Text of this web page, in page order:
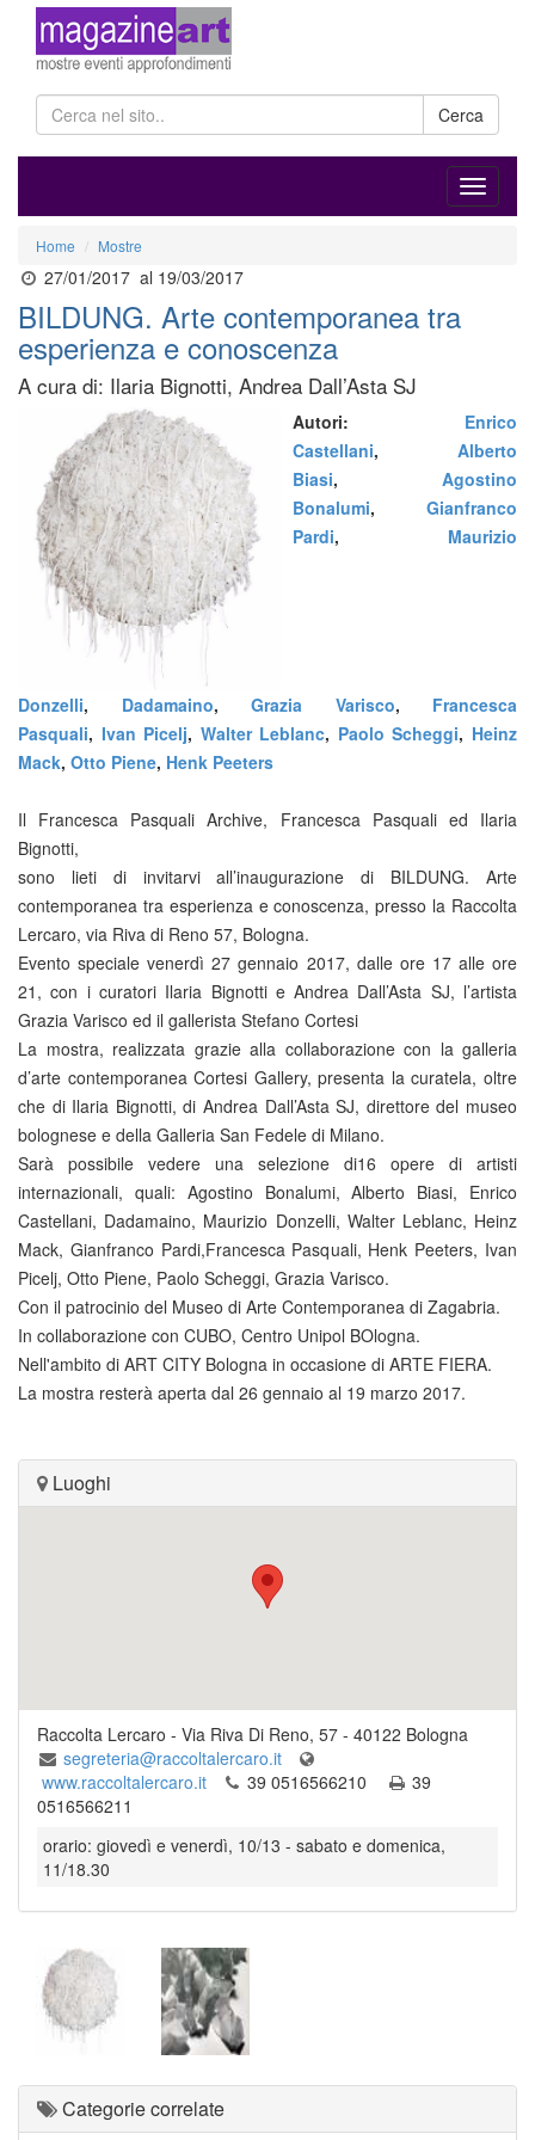
Cerca
Home Mostre
27/01/2017 al 19/03/2017
BILDUNG. Arte contemporanea tra
esperienza e conoscenza
A cura di: Ilaria Bignotti, Andrea Dall’Asta SJ
Autori: Enrico
Castellani, Alberto
Biasi, Agostino
Bonalumi, Gianfranco
Pardi, Maurizio
Donzelli, Dadamaino, Grazia Varisco, Francesca
Pasquali, Ivan Picelj, Walter Leblanc, Paolo Scheggi, Heinz
Mack, Otto Piene, Henk Peeters
Il Francesca Pasquali Archive, Francesca Pasquali ed Ilaria
Bignotti,
sono lieti di invitarvi all’inaugurazione di BILDUNG. Arte
contemporanea tra esperienza e conoscenza, presso la Raccolta
Lercaro, via Riva di Reno 57, Bologna.
Evento speciale venerdì 27 gennaio 2017, dalle ore 17 alle ore
21, con i curatori Ilaria Bignotti e Andrea Dall’Asta SJ, l’artista
Grazia Varisco ed il gallerista Stefano Cortesi
La mostra, realizzata grazie alla collaborazione con la galleria
d’arte contemporanea Cortesi Gallery, presenta la curatela, oltre
che di Ilaria Bignotti, di Andrea Dall’Asta SJ, direttore del museo
bolognese e della Galleria San Fedele di Milano.
Sarà possibile vedere una selezione di16 opere di artisti
internazionali, quali: Agostino Bonalumi, Alberto Biasi, Enrico
Castellani, Dadamaino, Maurizio Donzelli, Walter Leblanc, Heinz
Mack, Gianfranco Pardi,Francesca Pasquali, Henk Peeters, Ivan
Picelj, Otto Piene, Paolo Scheggi, Grazia Varisco.
Con il patrocinio del Museo di Arte Contemporanea di Zagabria.
In collaborazione con CUBO, Centro Unipol BOlogna.
Nell'ambito di ART CITY Bologna in occasione di ARTE FIERA.
La mostra resterà aperta dal 26 gennaio al 19 marzo 2017.
Luoghi
Raccolta Lercaro - Via Riva Di Reno, 57 - 40122 Bologna
segreteria@raccoltalercaro.it
www.raccoltalercaro.it
39 0516566210
39
0516566211
orario: giovedì e venerdì, 10/13 - sabato e domenica,
11/18.30
Categorie correlate